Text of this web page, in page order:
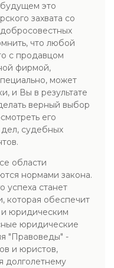
это
захвата со
что любой
с продавцом
фирмой,
может
и Вы в результате
верный выбор
его
судебных
области
нормами закона.
успеха станет
которая обеспечит
юридическим
юридические
"Правоведы" -
и юристов,
долголетнему